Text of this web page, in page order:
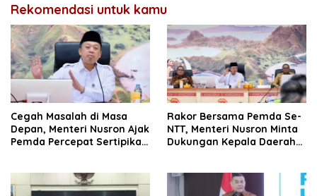
Rekomendasi untuk kamu
Cegah Masalah di Masa
Depan, Menteri Nusron Ajak
Pemda Percepat Sertipikasi
Rakor Bersama Pemda Se-
NTT, Menteri Nusron Minta
Dukungan Kepala Daerah